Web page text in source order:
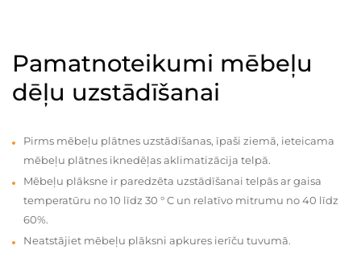
Pamatnoteikumi mēbeļu
dēļu uzstādīšanai
Pirms mēbeļu plātnes uzstādīšanas, īpaši ziemā, ieteicama
mēbeļu plātnes iknedēļas aklimatizācija telpā.
Mēbeļu plāksne ir paredzēta uzstādīšanai telpās ar gaisa
temperatūru no 10 līdz 30 ° C un relatīvo mitrumu no 40 līdz
60%.
Neatstājiet mēbeļu plāksni apkures ierīču tuvumā.